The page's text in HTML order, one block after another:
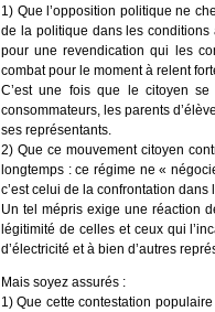
1) Que l’opposition politique ne
de la politique dans les conditions
pour une revendication qui les
combat pour le moment à relent
C’est une fois que le citoyen
consommateurs, les parents
ses représentants.
2) Que ce mouvement citoyen
longtemps : ce régime ne «
c’est celui de la confrontation
Un tel mépris exige une réaction
légitimité de celles et ceux qui
d’électricité et à bien d’autres
Mais soyez assurés :
1) Que cette contestation